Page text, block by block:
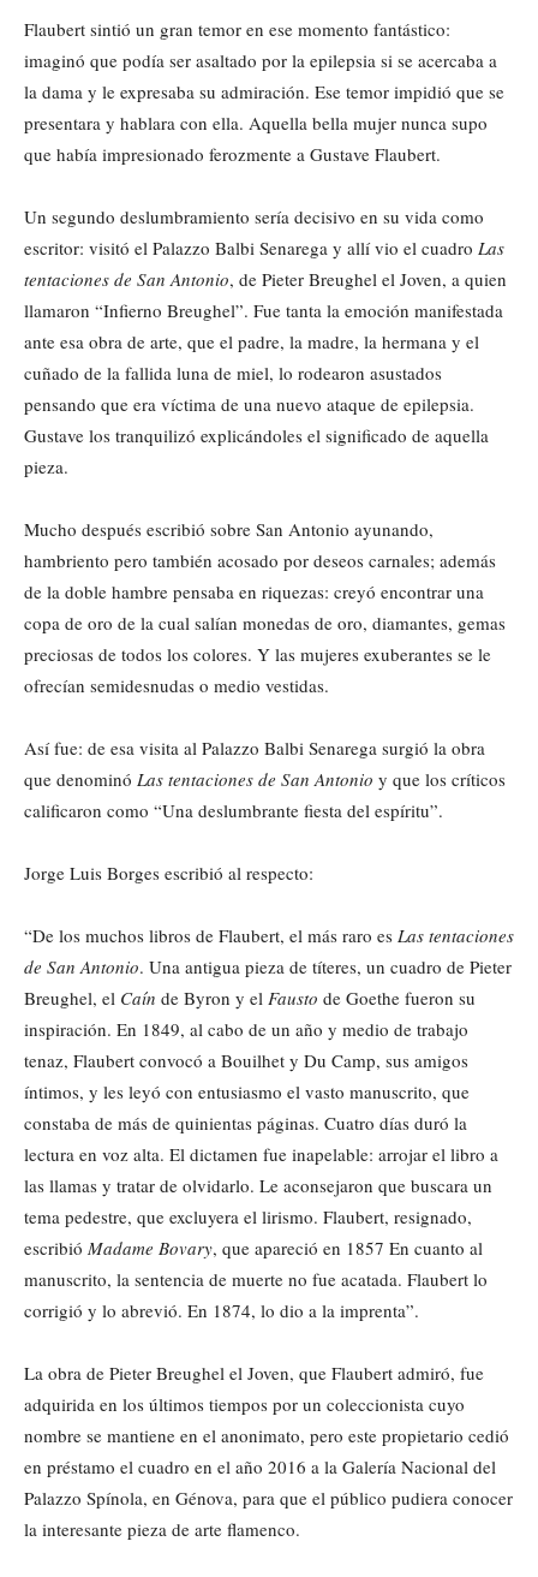
Flaubert sintió un gran temor en ese momento fantástico:
imaginó que podía ser asaltado por la epilepsia si se acercaba a
la dama y le expresaba su admiración. Ese temor impidió que se
presentara y hablara con ella. Aquella bella mujer nunca supo
que había impresionado ferozmente a Gustave Flaubert.
Un segundo deslumbramiento sería decisivo en su vida como
escritor: visitó el Palazzo Balbi Senarega y allí vio el cuadro Las
tentaciones de San Antonio, de Pieter Breughel el Joven, a quien
llamaron “Infierno Breughel”. Fue tanta la emoción manifestada
ante esa obra de arte, que el padre, la madre, la hermana y el
cuñado de la fallida luna de miel, lo rodearon asustados
pensando que era víctima de una nuevo ataque de epilepsia.
Gustave los tranquilizó explicándoles el significado de aquella
pieza.
Mucho después escribió sobre San Antonio ayunando,
hambriento pero también acosado por deseos carnales; además
de la doble hambre pensaba en riquezas: creyó encontrar una
copa de oro de la cual salían monedas de oro, diamantes, gemas
preciosas de todos los colores. Y las mujeres exuberantes se le
ofrecían semidesnudas o medio vestidas.
Así fue: de esa visita al Palazzo Balbi Senarega surgió la obra
que denominó Las tentaciones de San Antonio y que los críticos
calificaron como “Una deslumbrante fiesta del espíritu”.
Jorge Luis Borges escribió al respecto:
“De los muchos libros de Flaubert, el más raro es Las tentaciones
de San Antonio. Una antigua pieza de títeres, un cuadro de Pieter
Breughel, el Caín de Byron y el Fausto de Goethe fueron su
inspiración. En 1849, al cabo de un año y medio de trabajo
tenaz, Flaubert convocó a Bouilhet y Du Camp, sus amigos
íntimos, y les leyó con entusiasmo el vasto manuscrito, que
constaba de más de quinientas páginas. Cuatro días duró la
lectura en voz alta. El dictamen fue inapelable: arrojar el libro a
las llamas y tratar de olvidarlo. Le aconsejaron que buscara un
tema pedestre, que excluyera el lirismo. Flaubert, resignado,
escribió Madame Bovary, que apareció en 1857 En cuanto al
manuscrito, la sentencia de muerte no fue acatada. Flaubert lo
corrigió y lo abrevió. En 1874, lo dio a la imprenta”.
La obra de Pieter Breughel el Joven, que Flaubert admiró, fue
adquirida en los últimos tiempos por un coleccionista cuyo
nombre se mantiene en el anonimato, pero este propietario cedió
en préstamo el cuadro en el año 2016 a la Galería Nacional del
Palazzo Spínola, en Génova, para que el público pudiera conocer
la interesante pieza de arte flamenco.